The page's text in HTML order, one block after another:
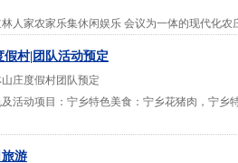
人家农家乐集休闲娱乐 会议为一体的现代化农
村|团队活动预定
庄度假村团队预定
活动项目：宁乡特色美食：宁乡花猪肉，宁乡
游